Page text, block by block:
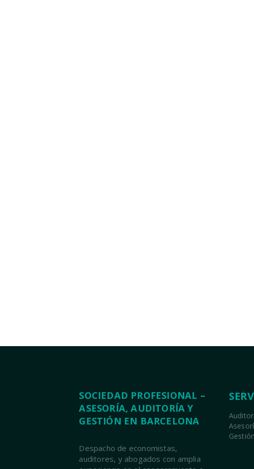
SOCIEDAD PROFESIONAL –
ASESORÍA, AUDITORÍA Y
GESTIÓN EN BARCELONA
Despacho de economistas,
auditores, y abogados con amplia
Gestión